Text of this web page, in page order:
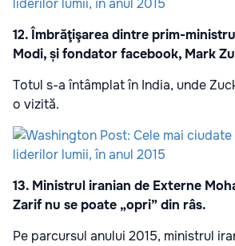
12. Îmbrăţişarea dintre prim-
Modi, și fondator facebook, Mark
Totul s-a întâmplat în India, unde
o vizită.
13. Ministrul iranian de Externe
Zarif nu se poate „opri” din râs.
Pe parcursul anului 2015, ministrul